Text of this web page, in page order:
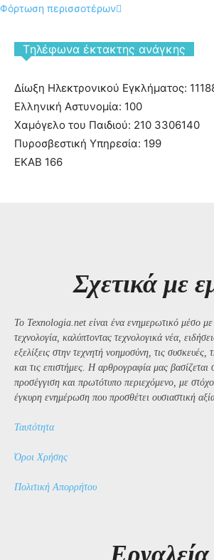
Φόρτωση περισσοτέρων
Tηλέφωνα έκτακτης ανάγκης
Δίωξη Ηλεκτρονικού Εγκλήματος:
Ελληνική Αστυνομία: 100
Χαμόγελο του Παιδιού: 210 3306140
Πυροσβεστική Υπηρεσία: 199
ΕΚΑΒ 166
Σχετικά με
Το Texnologia.net είναι ένα ενημερωτικό μέσο με
τεχνολογία, καλύπτοντας τεχνολογικά νέα,
εξελίξεις στην τεχνητή νοημοσύνη, τις
και τις επιστήμες. Η αρθρογραφία μας βασίζεται
προσέγγιση και πρωτότυπο περιεχόμενο, με
έγκυρη ενημέρωση που προσθέτει ουσιαστική
Ταυτότητα
Όροι Χρήσης
Πολιτική Απορρήτου